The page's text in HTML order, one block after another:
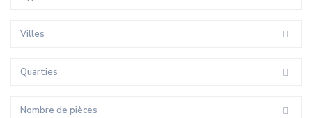
Villes
Quarties
Nombre de pièces